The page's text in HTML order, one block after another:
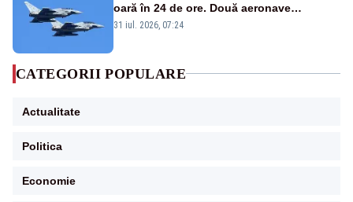
oară în 24 de ore. Două aeronave
Eurofighter britanice au fost ridicate de la
31 iul. 2026, 07:24
CATEGORII POPULARE
Actualitate
Politica
Economie